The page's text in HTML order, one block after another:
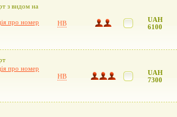
з видом на
про номер
HB
UAH
6100
про номер
HB
UAH
7300